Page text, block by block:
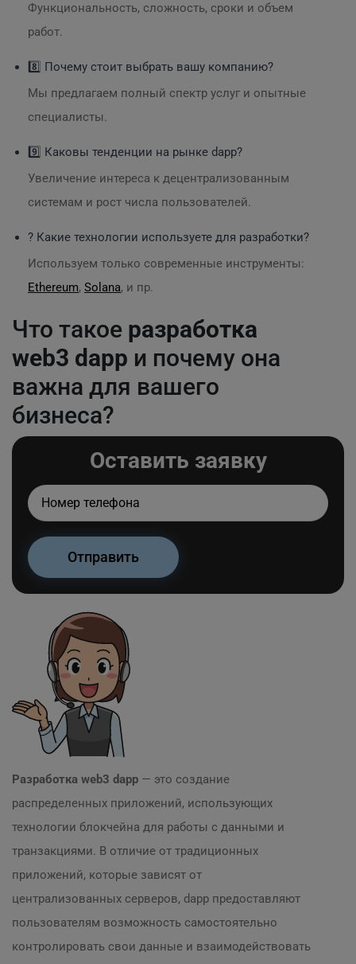
Функциональность, сложность, сроки и объем
работ.
8️⃣ Почему стоит выбрать вашу компанию?
Мы предлагаем полный спектр услуг и опытные
специалисты.
9️⃣ Каковы тенденции на рынке dapp?
Увеличение интереса к децентрализованным
системам и рост числа пользователей.
? Какие технологии используете для разработки?
Используем только современные инструменты:
Ethereum, Solana, и пр.
Что такое разработка
web3 dapp и почему она
важна для вашего
бизнеса?
Оставить заявку
Разработка web3 dapp — это создание
распределенных приложений, использующих
технологии блокчейна для работы с данными и
транзакциями. В отличие от традиционных
приложений, которые зависят от
централизованных серверов, dapp предоставляют
пользователям возможность самостоятельно
контролировать свои данные и взаимодействовать